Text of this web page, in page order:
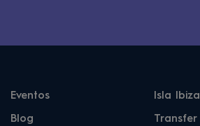
Eventos Isla Ibiza
Blog Transfer